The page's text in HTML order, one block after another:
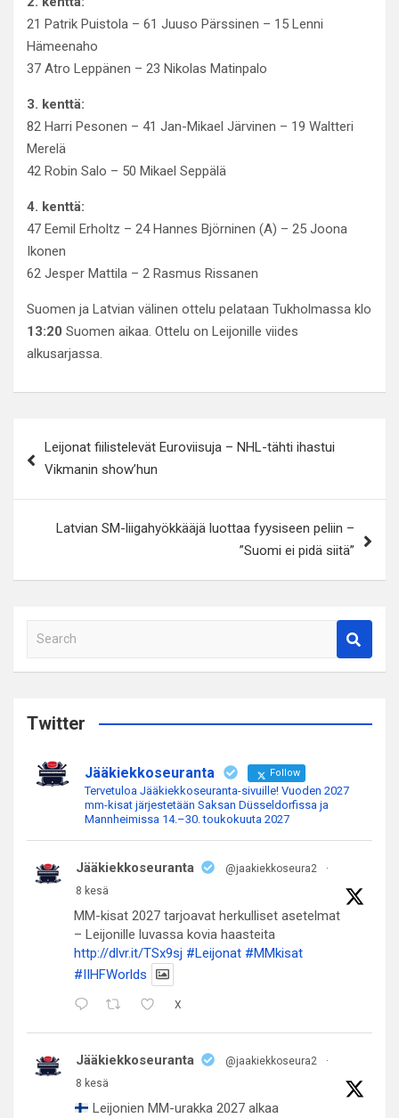
21 Patrik Puistola – 61 Juuso Pärssinen – 15 Lenni
Hämeenaho
37 Atro Leppänen – 23 Nikolas Matinpalo
3. kenttä:
82 Harri Pesonen – 41 Jan-Mikael Järvinen – 19 Waltteri
Merelä
42 Robin Salo – 50 Mikael Seppälä
4. kenttä:
47 Eemil Erholtz – 24 Hannes Björninen (A) – 25 Joona
Ikonen
62 Jesper Mattila – 2 Rasmus Rissanen
Suomen ja Latvian välinen ottelu pelataan Tukholmassa klo
13:20 Suomen aikaa. Ottelu on Leijonille viides
alkusarjassa.
selaus
Leijonat fiilistelevät Euroviisuja – NHL-tähti ihastui
Vikmanin show’hun
Latvian SM-liigahyökkääjä luottaa fyysiseen peliin –
”Suomi ei pidä siitä”
a
c
Twitter
Jääkiekkoseuranta Follow
Tervetuloa Jääkiekkoseuranta-sivuille! Vuoden 2027
mm-kisat järjestetään Saksan Düsseldorfissa ja
Mannheimissa 14.–30. toukokuuta 2027
Jääkiekkoseuranta @jaakiekkoseura2
·
8 kesä
MM-kisat 2027 tarjoavat herkulliset asetelmat
– Leijonille luvassa kovia haasteita
http://dlvr.it/TSx9sj #Leijonat #MMkisat
#IIHFWorlds
X
Jääkiekkoseuranta @jaakiekkoseura2
·
8 kesä
Leijonien MM-urakka 2027 alkaa